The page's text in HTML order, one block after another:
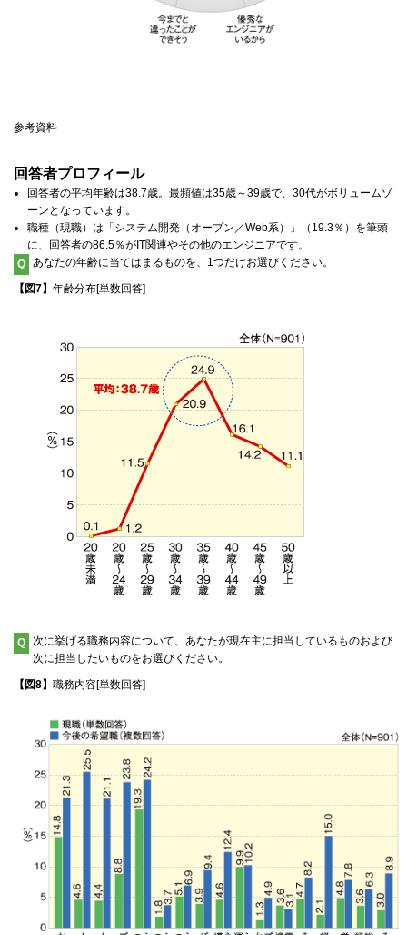
参考資料
回答者プロフィール
回答者の平均年齢は38.7歳。最頻値は35歳～39歳で、30代がボリュームゾ
ーンとなっています。
職種（現職）は「システム開発（オープン／Web系）」（19.3％）を筆頭
に、回答者の86.5％がIT関連やその他のエンジニアです。
Q あなたの年齢に当てはまるものを、1つだけお選びください。
【図7】 年齢分布[単数回答]
Q
次に挙げる職務内容について、あなたが現在主に担当しているものおよび
次に担当したいものをお選びください。
【図8】 職務内容[単数回答]